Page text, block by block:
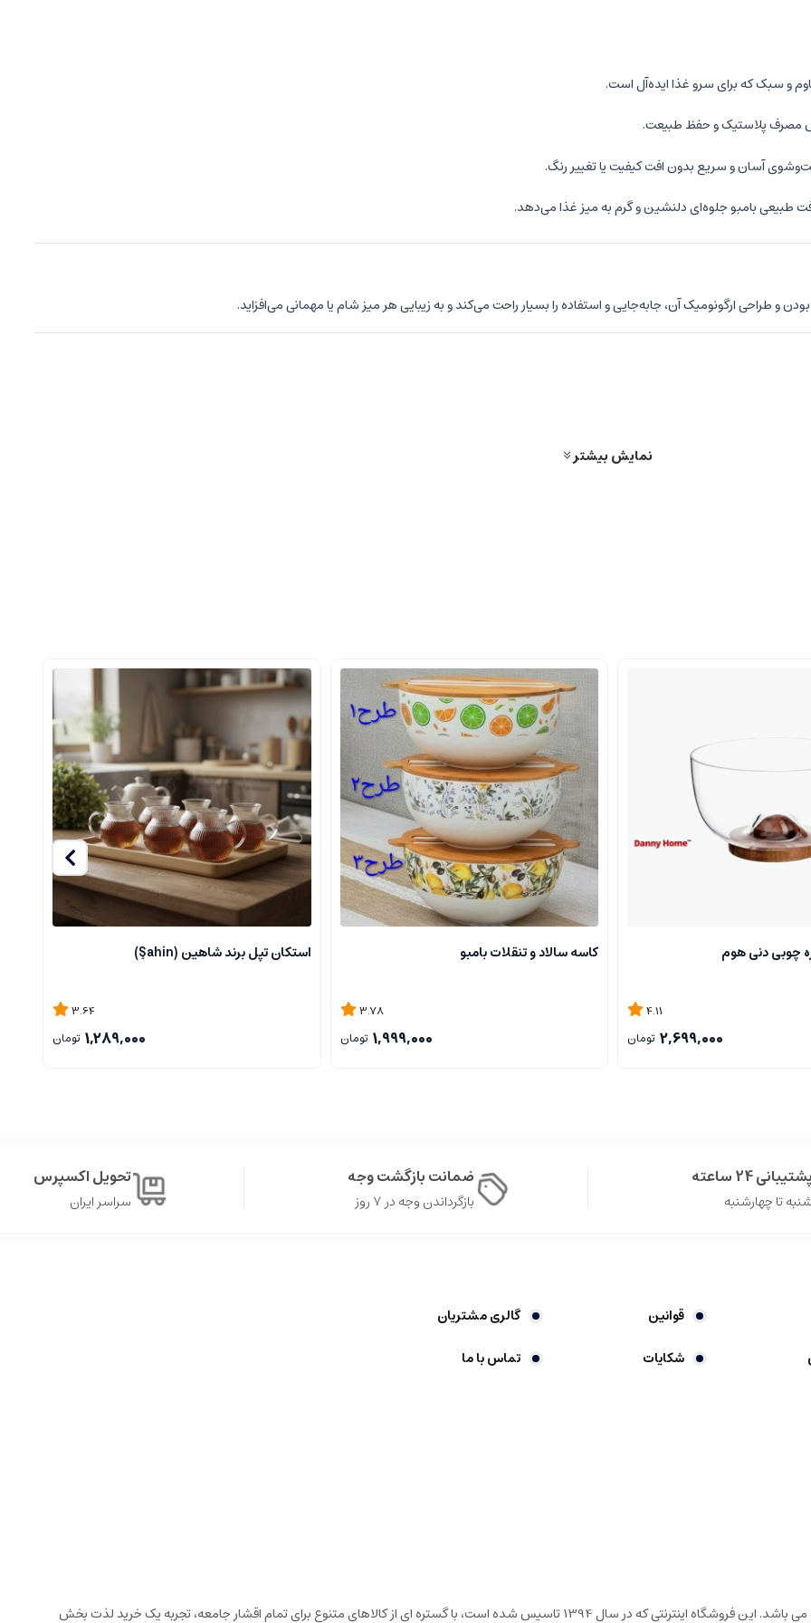
و سبک که برای سرو غذا ایده‌آل است.
مصرف پلاستیک و حفظ طبیعت.
آسان و سریع بدون افت کیفیت یا تغییر رنگ.
طبیعی بامبو جلوه‌ای دلنشین و گرم به میز غذا می‌دهد.
و طراحی ارگونومیک آن، جابه‌جایی و استفاده را بسیار راحت می‌کند و به زیبایی هر میز شام یا مهمانی می‌افزاید.
نمایش بیشتر
چوبی دنی هوم
4.11
2,699,000 تومان
کاسه سالاد و تنقلات بامبو
3.78
1,999,000 تومان
استکان تپل برند شاهین (Şahin)
3.64
1,289,000 تومان
24 ساعته
تا چهارشنبه
ضمانت بازگشت وجه
بازگرداندن وجه در ۷ روز
تحویل اکسپرس
سراسر ایران
قوانین
گالری مشتریان
شکایات تماس با ما
گالری شیرین خونه، فروشگاه اینترنتی در حوزه لوارم لوکس خانه و آشپزخانه می باشد. این فروشگاه اینترنتی که در سال 1394 تاسیس شده است، با گستره ای از کالاهای متنوع برای تمام اقشار جامعه، تجربه یک خرید لذت بخش